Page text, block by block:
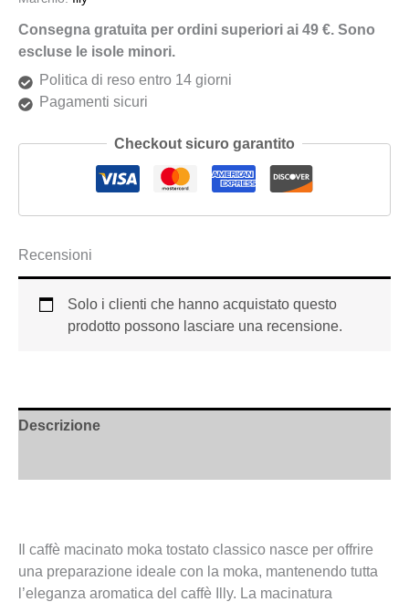
Consegna gratuita per ordini superiori ai 49 €. Sono
escluse le isole minori.
Politica di reso entro 14 giorni
Pagamenti sicuri
Checkout sicuro garantito
Recensioni
Solo i clienti che hanno acquistato questo
prodotto possono lasciare una recensione.
Descrizione
Il caffè macinato moka tostato classico nasce per offrire
una preparazione ideale con la moka, mantenendo tutta
l’eleganza aromatica del caffè Illy. La macinatura